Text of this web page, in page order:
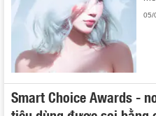
05/
Smart Choice Awards -